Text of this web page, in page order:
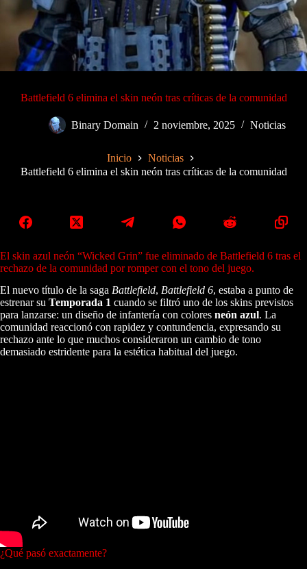
Battlefield 6 elimina el skin neón tras críticas de la comunidad
Binary Domain 2 noviembre, 2025 Noticias
Inicio
Noticias
Battlefield 6 elimina el skin neón tras críticas de la comunidad
El skin azul neón “Wicked Grin” fue eliminado de Battlefield 6 tras el
rechazo de la comunidad por romper con el tono del juego.
El nuevo título de la saga Battlefield, Battlefield 6, estaba a punto de
estrenar su Temporada 1 cuando se filtró uno de los skins previstos
para lanzarse: un diseño de infantería con colores neón azul. La
comunidad reaccionó con rapidez y contundencia, expresando su
rechazo ante lo que muchos consideraron un cambio de tono
demasiado estridente para la estética habitual del juego.
¿Qué pasó exactamente?